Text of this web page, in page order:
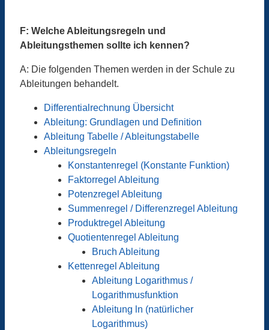
F: Welche Ableitungsregeln und
Ableitungsthemen sollte ich kennen?
A: Die folgenden Themen werden in der Schule zu
Ableitungen behandelt.
Differentialrechnung Übersicht
Ableitung: Grundlagen und Definition
Ableitung Tabelle / Ableitungstabelle
Ableitungsregeln
Konstantenregel (Konstante Funktion)
Faktorregel Ableitung
Potenzregel Ableitung
Summenregel / Differenzregel Ableitung
Produktregel Ableitung
Quotientenregel Ableitung
Bruch Ableitung
Kettenregel Ableitung
Ableitung Logarithmus /
Logarithmusfunktion
Ableitung ln (natürlicher
Logarithmus)